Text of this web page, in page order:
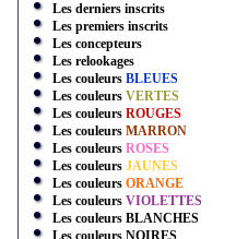
Les derniers inscrits
Les premiers inscrits
Les concepteurs
Les relookages
Les couleurs BLEUES
Les couleurs VERTES
Les couleurs ROUGES
Les couleurs MARRON
Les couleurs ROSES
Les couleurs JAUNES
Les couleurs ORANGE
Les couleurs VIOLETTES
Les couleurs BLANCHES
Les couleurs NOIRES